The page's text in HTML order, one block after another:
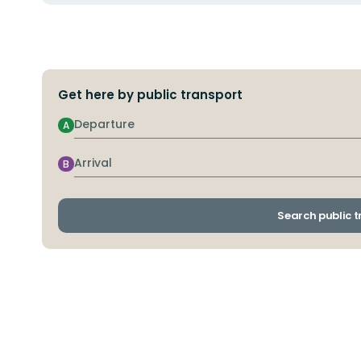
Get here by public transport
Departure
A
Arrival
B
Search public